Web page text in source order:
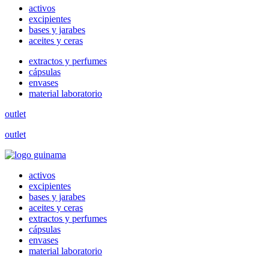
activos
excipientes
bases y jarabes
aceites y ceras
extractos y perfumes
cápsulas
envases
material laboratorio
outlet
outlet
activos
excipientes
bases y jarabes
aceites y ceras
extractos y perfumes
cápsulas
envases
material laboratorio